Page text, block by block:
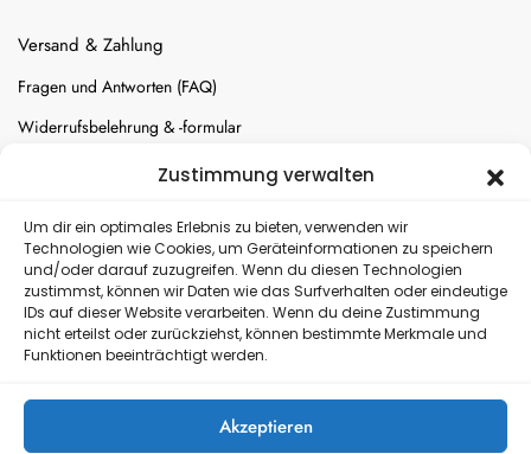
Zustimmung verwalten
Um dir ein optimales Erlebnis zu bieten, verwenden wir
Technologien wie Cookies, um Geräteinformationen zu speichern
und/oder darauf zuzugreifen. Wenn du diesen Technologien
zustimmst, können wir Daten wie das Surfverhalten oder eindeutige
IDs auf dieser Website verarbeiten. Wenn du deine Zustimmung
nicht erteilst oder zurückziehst, können bestimmte Merkmale und
Funktionen beeinträchtigt werden.
Akzeptieren
Versand & Zahlung
Fragen und Antworten (FAQ)
Widerrufsbelehrung & -formular
Batterien-Entsorgung
Versand
Kostenloser Rückversand